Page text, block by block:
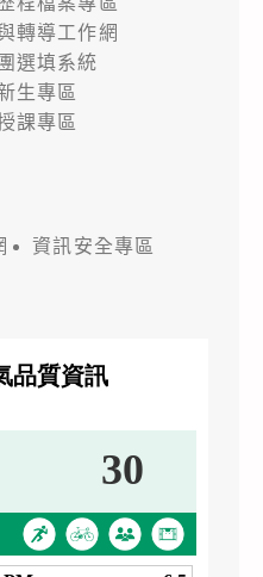
轉導工作網
選填系統
生專區
課專區
資訊安全專區